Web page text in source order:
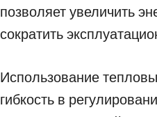
позволяет увеличить
сократить
Использование
гибкость в